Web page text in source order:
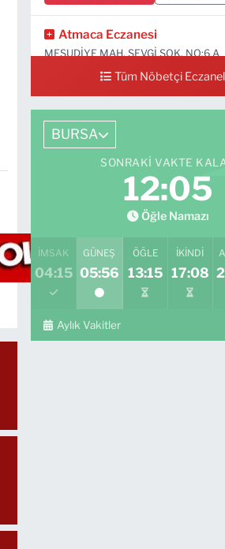
Atmaca Eczanesi
MESUDİYE MAH. SEVGİ SOK. NO:6 A
0 (224) 711 04 24 Yol Tarifi Al
Tüm Nöbetçi
BURSA
SONRAKI VAKTE
12:04
Öğle Namazı
İMSAK
04:15
GÜNEŞ
05:56
ÖĞLE
13:15
İKINDI
17:08
Aylık Vakitler